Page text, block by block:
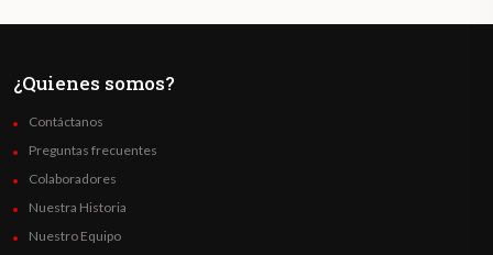
¿Quienes somos?
Contáctanos
Preguntas frecuentes
Colaboradores
Nuestra Historia
Nuestro Equipo